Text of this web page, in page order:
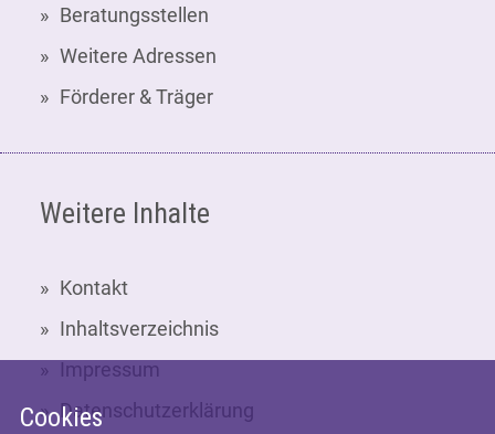
Beratungsstellen
Weitere Adressen
Förderer & Träger
Weitere Inhalte
Kontakt
Inhaltsverzeichnis
Impressum
Datenschutzerklärung
Cookies